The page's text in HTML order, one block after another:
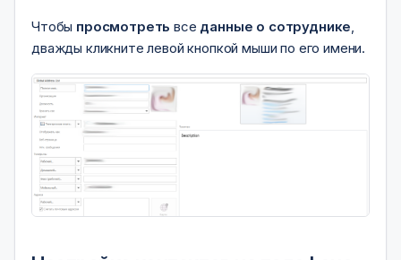
Чтобы просмотреть все данные о сотруднике,
дважды кликните левой кнопкой мыши по его имени.